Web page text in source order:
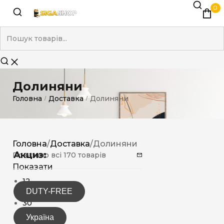
0
Долиняни
Головна / Доставка / Долиняни
Акциз:
DUTY-FREE
Україна
Головна/Доставка/Долиняни
Показано всі 170 товарів
Показати
12
15
30